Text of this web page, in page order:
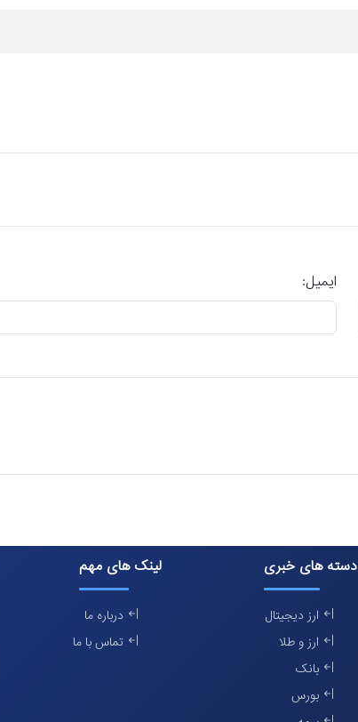
ایمیل:
دسته های خبری
ارز دیجیتال
ارز و طلا
بانک
بورس
لینک های مهم
درباره ما
تماس با ما